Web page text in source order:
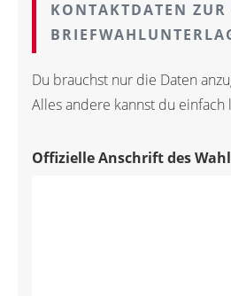
KONTAKTDATEN
Du brauchst nur die Daten
Alles andere kannst du einfach
Offizielle Anschrift des